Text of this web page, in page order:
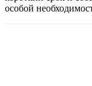
особой